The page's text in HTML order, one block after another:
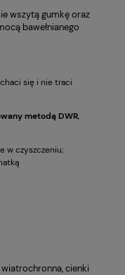
wszytą gumkę oraz
bawełnianego
się i nie traci
metodą DWR,
w czyszczeniu;
cienki